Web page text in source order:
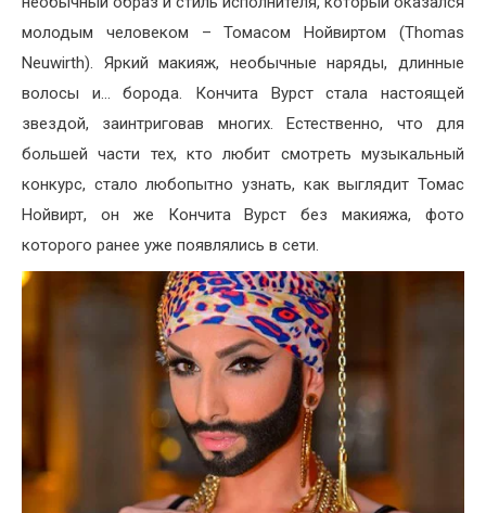
молодым человеком – Томасом Нойвиртом (Thomas
Neuwirth). Яркий макияж, необычные наряды, длинные
волосы и… борода. Кончита Вурст стала настоящей
звездой, заинтриговав многих. Естественно, что для
большей части тех, кто любит смотреть музыкальный
конкурс, стало любопытно узнать, как выглядит Томас
Нойвирт, он же Кончита Вурст без макияжа, фото
которого ранее уже появлялись в сети.